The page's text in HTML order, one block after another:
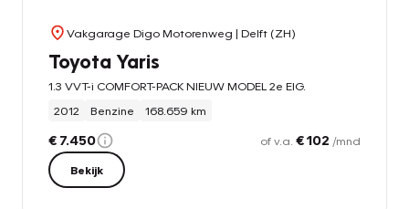
Vakgarage Digo Motorenweg | Delft (ZH)
Toyota Yaris
1.3 VVT-i COMFORT-PACK NIEUW MODEL 2e EIG.
2012
Benzine 168.659 km
€ 7.450 of v.a. € 102 /mnd
Bekijk